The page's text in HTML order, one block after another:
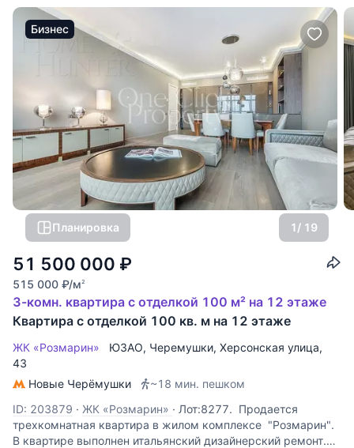
Бизнес
Планировка 1/ 19
51 500 000 ₽
515 000 ₽/м2
3-комн. квартира с отделкой 100 м² на 12 этаже
Квартира с отделкой 100 кв. м на 12 этаже
ЖК «Розмарин» ЮЗАО, Черемушки, Херсонская улица,
43
Новые Черёмушки
~18 мин. пешком
ID: 203879 · ЖК «Розмарин» · Лот:8277. Продается
трехкомнатная квартира в жилом комплексе "Розмарин".
В квартире выполнен итальянский дизайнерский ремонт.